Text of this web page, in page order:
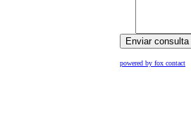
powered by fox contact